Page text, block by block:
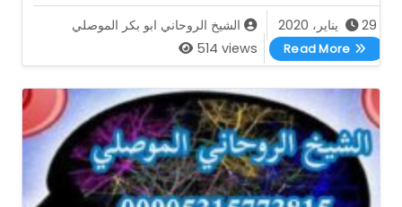
29 يناير، 2020
الشيخ الروحاني ابو بكر الموصلي
514 views
Read More
اقوى شيخ روحاني مجرب ابو بكر الموصلي